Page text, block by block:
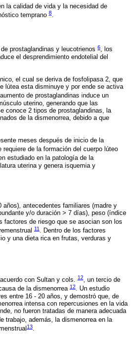
la calidad de vida y la necesidad de
temprano 8
prostaglandinas y leucotrienos 6, los
el desprendimiento endotelial del
el cual se deriva de fosfolipasa 2, que
lútea esta disminuye y por ende se activa
de prostaglandinas induce un
uterino, generando que las
conoce 2 tipos de prostaglandinas, la
de la dismenorrea, debido a que
meses después de inicio de la
requiere de la formación del cuerpo lúteo
estudiado en la patología de la
uterina y genera isquemia y
años), antecedentes familiares (madre y
y/o duración > 7 días), peso (índice
factores de riesgo que se asocian son los
11 . Dentro de los factores
y una dieta rica en frutas, verduras y
con Sultan y cols. 12, un tercio de
de la dismenorrea 12. Un estudio
entre 16 - 20 años, y demostró que, de
intensa con repercusiones en la vida
no fueron tratadas de manera adecuada
trabajo, además, la dismenorrea en la
13.